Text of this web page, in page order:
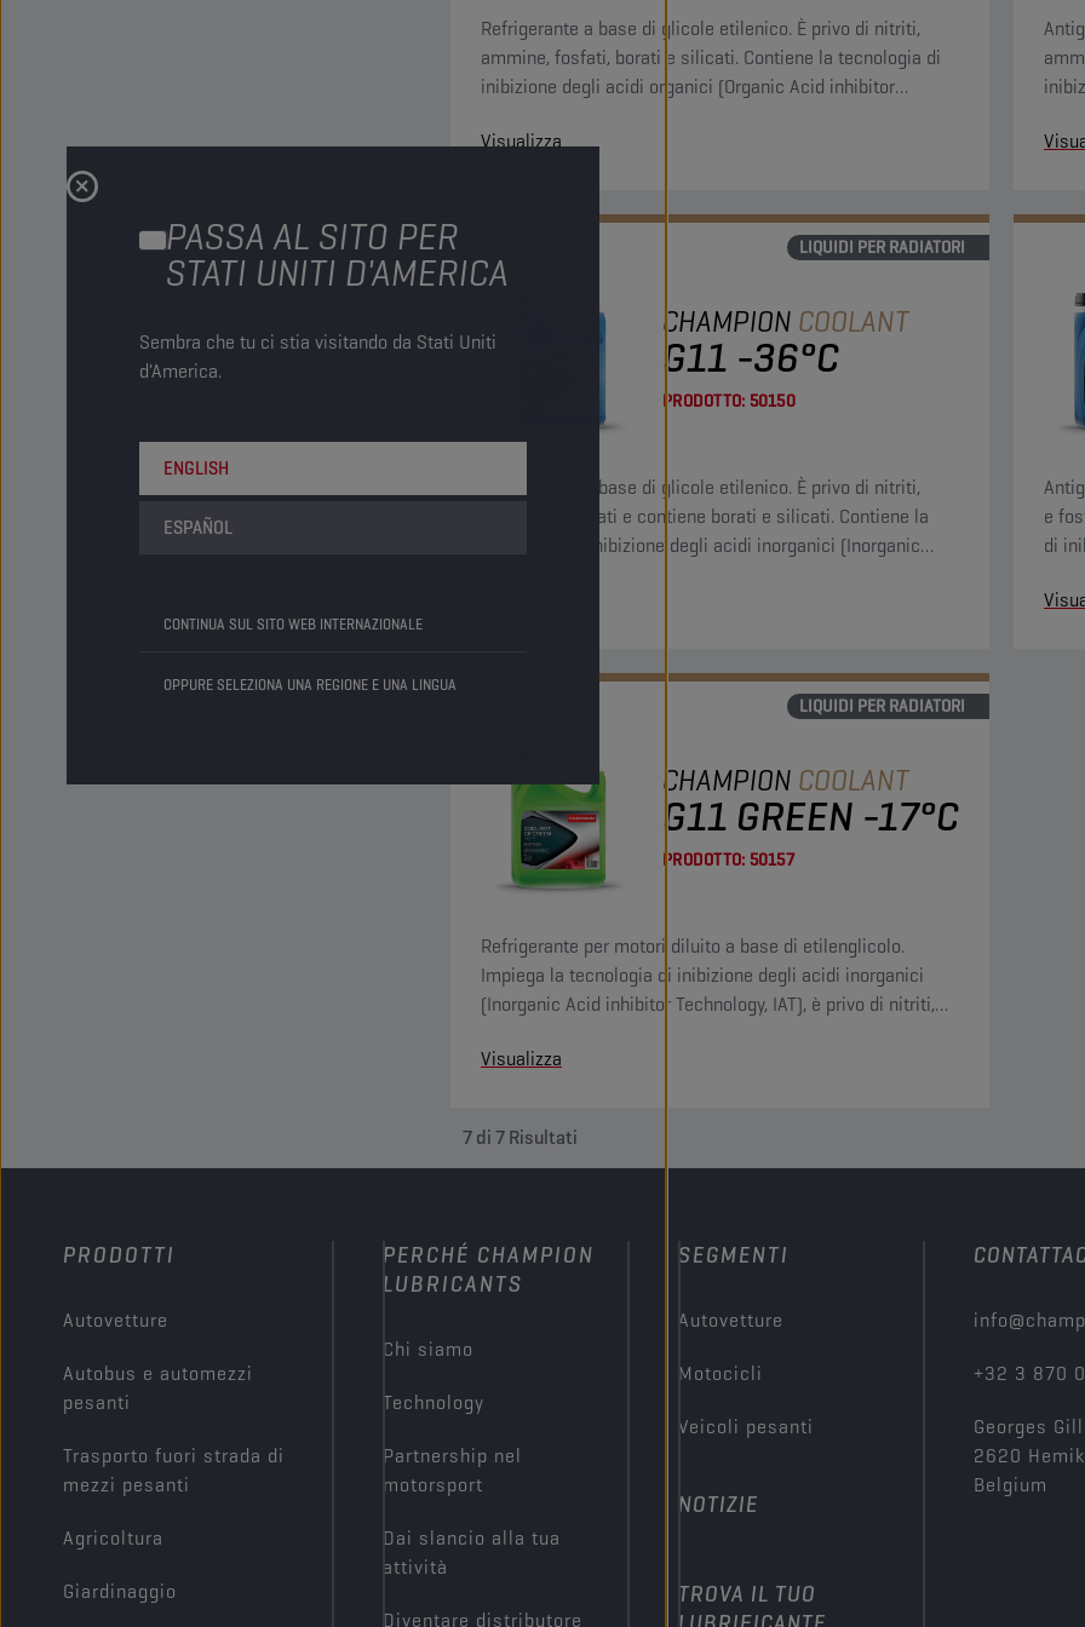
PASSA AL SITO PER
STATI UNITI D'AMERICA
Sembra che tu ci stia visitando da Stati Uniti
d'America.
ENGLISH
ESPAÑOL
CONTINUA SUL SITO WEB INTERNAZIONALE
OPPURE SELEZIONA UNA REGIONE E UNA LINGUA
Refrigerante a base di glicole etilenico. È privo di nitriti,
ammine, fosfati, borati e silicati. Contiene la tecnologia di
inibizione degli acidi organici (Organic Acid inhibitor
del sistema di raffreddamento.
Visualizza
del
LIQUIDI PER RADIATORI
CHAMPION COOLANT
G11 -36°C
PRODOTTO: 50150
Refrigerante a base di glicole etilenico. È privo di nitriti,
ammine e fosfati e contiene borati e silicati. Contiene la
tecnologia di inibizione degli acidi inorganici (Inorganic
e
di
del
LIQUIDI PER RADIATORI
CHAMPION COOLANT
G11 GREEN -17°C
PRODOTTO: 50157
Refrigerante per motori diluito a base di etilenglicolo.
Impiega la tecnologia di inibizione degli acidi inorganici
(Inorganic Acid inhibitor Technology, IAT), è privo di nitriti,
Visualizza
7di7Risultati
PRODOTTI
Autovetture
Autobus e automezzi
pesanti
Trasporto fuori strada di
mezzi pesanti
Agricoltura
Giardinaggio
PERCHÉ CHAMPION
LUBRICANTS
Chi siamo
Technology
Partnership nel
motorsport
Dai slancio alla tua
attività
Diventare distributore
SEGMENTI
Autovetture
Motocicli
Veicoli pesanti
NOTIZIE
TROVA IL TUO
+32 3 870
Georges
2620
Belgium